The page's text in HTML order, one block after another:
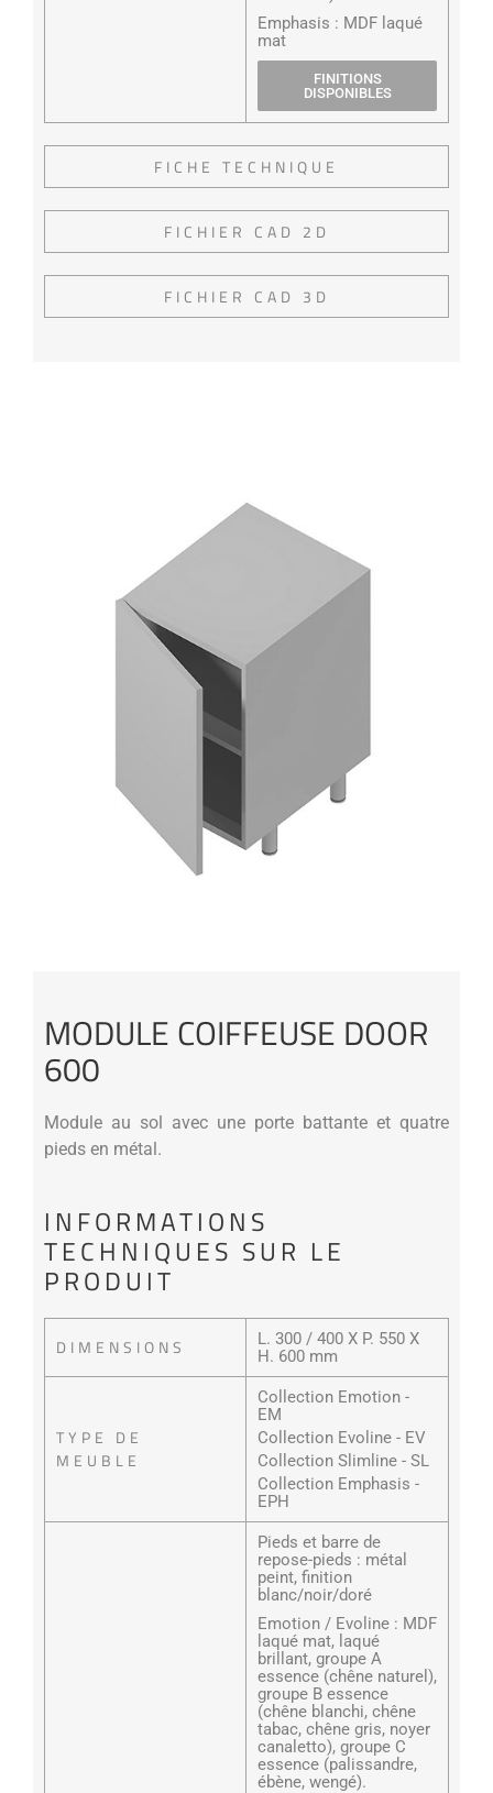
Emphasis : MDF laqué
mat
FINITIONS
DISPONIBLES
FICHE TECHNIQUE
FICHIER CAD 2D
FICHIER CAD 3D
MODULE COIFFEUSE DOOR
600
Module au sol avec une porte battante et quatre
pieds en métal.
INFORMATIONS
TECHNIQUES SUR LE
PRODUIT
DIMENSIONS
L. 300 / 400 X P. 550 X
H. 600 mm
TYPE DE
MEUBLE
Collection Emotion -
EM
Collection Evoline - EV
Collection Slimline - SL
Collection Emphasis -
EPH
Pieds et barre de
repose-pieds : métal
peint, finition
blanc/noir/doré
Emotion / Evoline : MDF
laqué mat, laqué
brillant, groupe A
essence (chêne naturel),
groupe B essence
(chêne blanchi, chêne
tabac, chêne gris, noyer
canaletto), groupe C
essence (palissandre,
ébène, wengé).